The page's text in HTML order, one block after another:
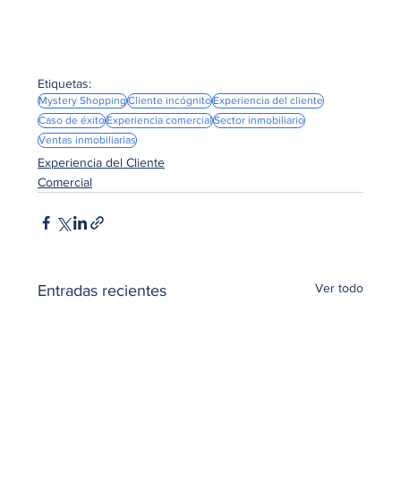
Etiquetas:
Mystery ShoppingCliente incógnitoExperiencia del cliente
Caso de éxitoExperiencia comercialSector inmobiliario
Ventas inmobiliarias
Experiencia del Cliente
Comercial
Entradas recientes Ver todo